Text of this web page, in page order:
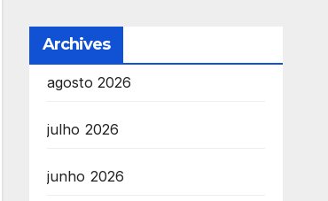
Archives
agosto 2026
julho 2026
junho 2026